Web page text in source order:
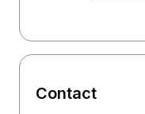
Contact